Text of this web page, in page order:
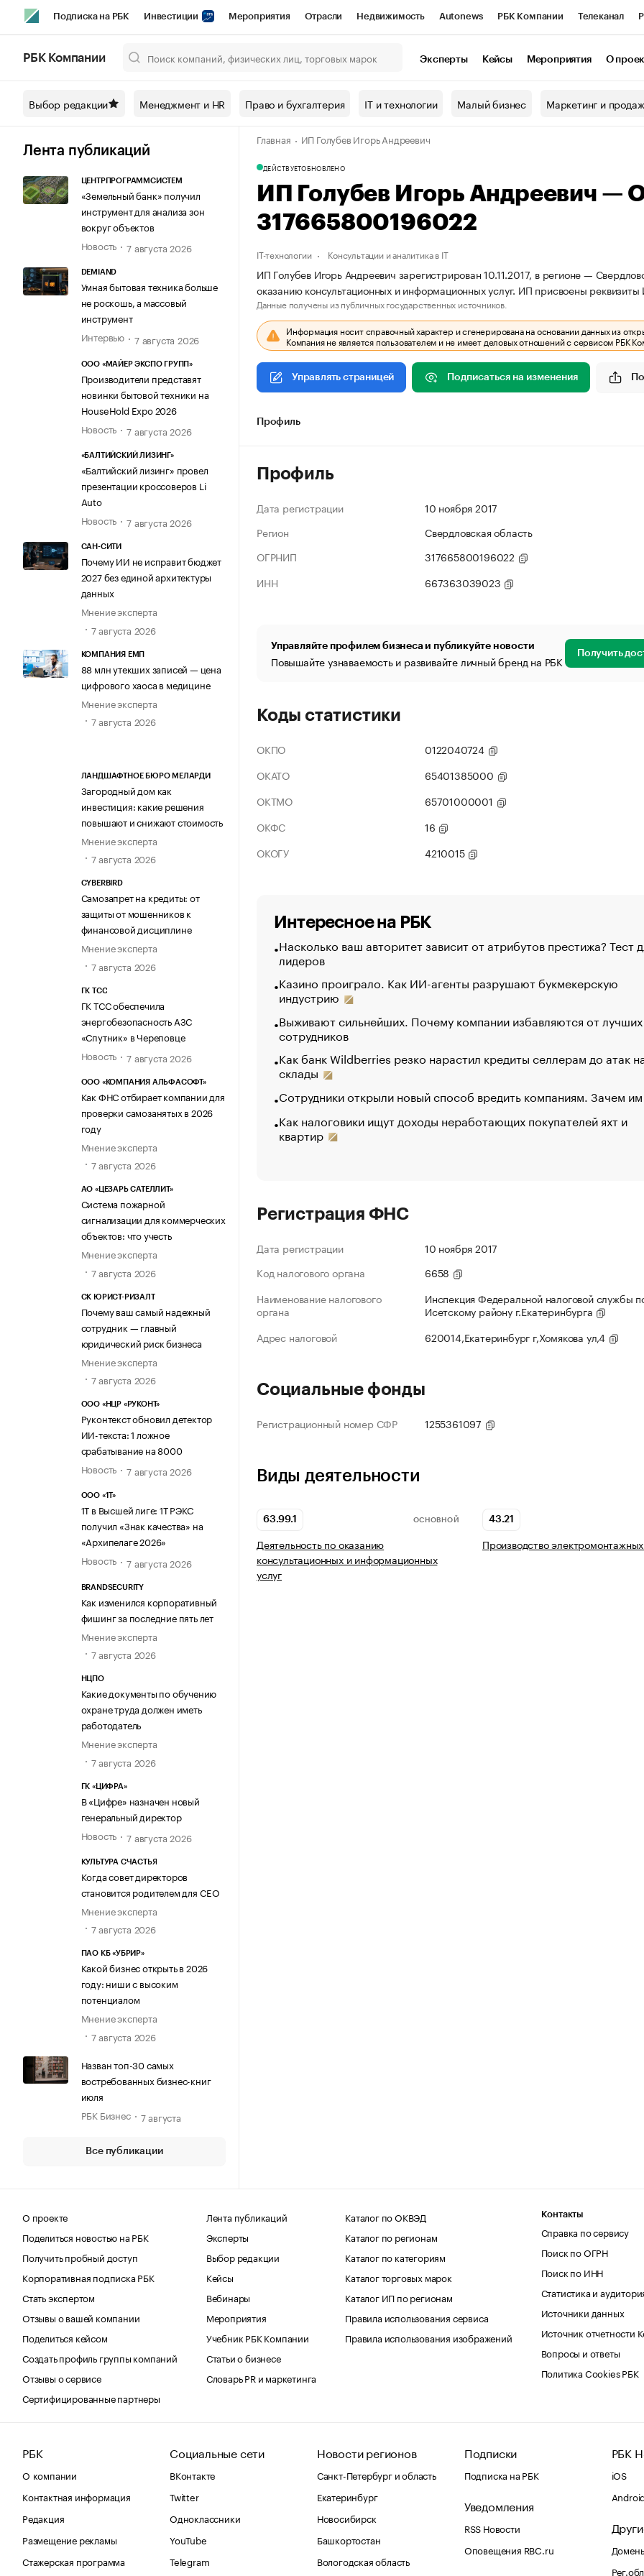
Подписка на РБК Инвестиции Мероприятия Отрасли Недвижимость Autonews РБК Компании Телеканал
Спецпроекты СПб Конференции СПб Спецпроекты Проверка контрагентов
Технологии и медиа Рынок наличной валюты
РБК Компании Эксперты Кейсы Мероприятия О
Выбор редакции Менеджмент и HR Право и бухгалтерия IT и технологии Малый бизнес Маркетинг и
Лента публикаций
ЦЕНТРПРОГРАММСИСТЕМ
«Земельный банк» получил
инструмент для анализа зон
вокруг объектов
Новость
7 августа 2026
DEMIAND
Умная бытовая техника больше
не роскошь, а массовый
инструмент
Интервью
7 августа 2026
ООО «МАЙЕР ЭКСПО ГРУПП»
Производители представят
новинки бытовой техники на
HouseHold Expo 2026
Новость
7 августа 2026
«БАЛТИЙСКИЙ ЛИЗИНГ»
«Балтийский лизинг» провел
презентации кроссоверов Li
Auto
Новость
7 августа 2026
САН-СИТИ
Почему ИИ не исправит бюджет
2027 без единой архитектуры
данных
Мнение эксперта
7 августа 2026
КОМПАНИЯ ЕМП
88 млн утекших записей — цена
цифрового хаоса в медицине
Мнение эксперта
7 августа 2026
ЛАНДШАФТНОЕ БЮРО МЕЛАРДИ
Загородный дом как
инвестиция: какие решения
повышают и снижают стоимость
Мнение эксперта
7 августа 2026
CYBERBIRD
Самозапрет на кредиты: от
защиты от мошенников к
финансовой дисциплине
Мнение эксперта
7 августа 2026
ГК ТСС
ГК ТСС обеспечила
энергобезопасность АЗС
«Спутник» в Череповце
Новость
7 августа 2026
ООО «КОМПАНИЯ АЛЬФАСОФТ»
Как ФНС отбирает компании для
проверки самозанятых в 2026
году
Мнение эксперта
7 августа 2026
АО «ЦЕЗАРЬ САТЕЛЛИТ»
Система пожарной
сигнализации для коммерческих
объектов: что учесть
Мнение эксперта
7 августа 2026
СК ЮРИСТ-РИЗАЛТ
Почему ваш самый надежный
сотрудник — главный
юридический риск бизнеса
Мнение эксперта
7 августа 2026
ООО «НЦР «РУКОНТ»
Руконтекст обновил детектор
ИИ-текста: 1 ложное
срабатывание на 8000
Новость
7 августа 2026
ООО «1Т»
1Т в Высшей лиге: 1Т РЭКС
получил «Знак качества» на
«Архипелаге 2026»
Новость
7 августа 2026
BRANDSECURITY
Как изменился корпоративный
фишинг за последние пять лет
Мнение эксперта
7 августа 2026
НЦПО
Какие документы по обучению
охране труда должен иметь
работодатель
Мнение эксперта
7 августа 2026
ГК «ЦИФРА»
В «Цифре» назначен новый
генеральный директор
Новость
7 августа 2026
КУЛЬТУРА СЧАСТЬЯ
Когда совет директоров
становится родителем для CEO
Мнение эксперта
7 августа 2026
ПАО КБ «УБРИР»
Какой бизнес открыть в 2026
году: ниши с высоким
потенциалом
Мнение эксперта
7 августа 2026
Назван топ-30 самых
востребованных бизнес-книг
июля
РБК Бизнес
7 августа
Все публикации
Главная ИП Голубев Игорь Андреевич
ДЕЙСТВУЕТОБНОВЛЕНО
ИП Голубев Игорь Андреевич —
317665800196022
IT-технологии Консультации и аналитика в IT
ИП Голубев Игорь Андреевич зарегистрирован 10.11.2017, в регионе —
оказанию консультационных и информационных услуг. ИП присвоены
Данные получены из публичных государственных источников.
Информация носит справочный характер и сгенерирована на основании данных из
Компания не является пользователем и не имеет деловых отношений с сервисом РБК
Управлять страницей Подписаться на изменения
Профиль
Профиль
Дата регистрации
10 ноября 2017
Регион
Свердловская область
ОГРНИП
317665800196022
ИНН
667363039023
Управляйте профилем бизнеса и публикуйте новости
Повышайте узнаваемость и развивайте личный бренд на РБК Получить
Коды статистики
ОКПО
0122040724
ОКАТО
65401385000
ОКТМО
65701000001
ОКФС
16
ОКОГУ
4210015
Интересное на РБК
Насколько ваш авторитет зависит от атрибутов престижа? Тест
лидеров
Казино проиграло. Как ИИ-агенты разрушают букмекерскую
индустрию
Выживают сильнейших. Почему компании избавляются от лучших
сотрудников
Как банк Wildberries резко нарастил кредиты селлерам до атак
склады
Сотрудники открыли новый способ вредить компаниям. Зачем
Как налоговики ищут доходы неработающих покупателей яхт и
квартир
Регистрация ФНС
Дата регистрации
10 ноября 2017
Код налогового органа
6658
Наименование налогового
органа
Инспекция Федеральной налоговой службы
Исетскому району г.Екатеринбурга
Адрес налоговой
620014,Екатеринбург г,Хомякова ул,4
Социальные фонды
Регистрационный номер СФР 1255361097
Виды деятельности
63.99.1 ОСНОВНОЙ
Деятельность по оказанию
консультационных и информационных
услуг
43.21
Производство
О проекте
Поделиться новостью на РБК
Получить пробный доступ
Корпоративная подписка РБК
Стать экспертом
Отзывы о вашей компании
Поделиться кейсом
Создать профиль группы компаний
Отзывы о сервисе
Сертифицированные партнеры
Лента публикаций
Эксперты
Выбор редакции
Кейсы
Вебинары
Мероприятия
Учебник РБК Компании
Статьи о бизнесе
Словарь PR и маркетинга
Каталог по ОКВЭД
Каталог по регионам
Каталог по категориям
Каталог торговых марок
Каталог ИП по регионам
Правила использования сервиса
Правила использования изображений
Контакты
Справка по сервису
Поиск по ОГРН
Поиск по ИНН
Статистика и
Источники данных
Источник отчетности
Вопросы и ответы
Политика Cookies РБК
РБК
О компании
Контактная информация
Редакция
Размещение рекламы
Стажерская программа
Социальные сети
ВКонтакте
Twitter
Одноклассники
YouTube
Telegram
Новости регионов
Санкт-Петербург и область
Екатеринбург
Новосибирск
Башкортостан
Вологодская область
Подписки
Подписка на РБК
Уведомления
RSS Новости
Оповещения RBC.ru
РБК
iOS